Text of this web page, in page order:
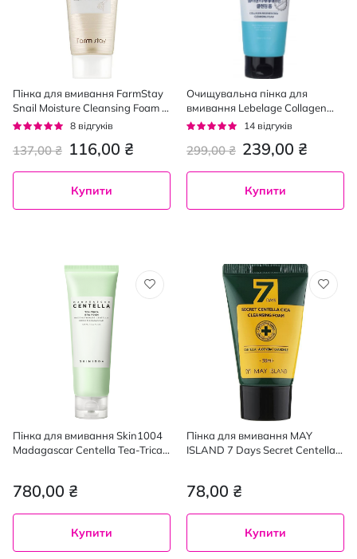
Пінка для вмивання FarmStay
Snail Moisture Cleansing Foam з
муцином равлики 100 мл
Рейтинг:
8 відгуків
116,00 ₴
137,00 ₴
Купити
Очищувальна пінка для
вмивання Lebelage Collagen
180 мл
Рейтинг:
14 відгуків
239,00 ₴
299,00 ₴
Купити
Пінка для вмивання Skin1004
Madagascar Centella Tea-Trica
780,00 ₴
Купити
Пінка для вмивання MAY
ISLAND 7 Days Secret Centella
78,00 ₴
Купити